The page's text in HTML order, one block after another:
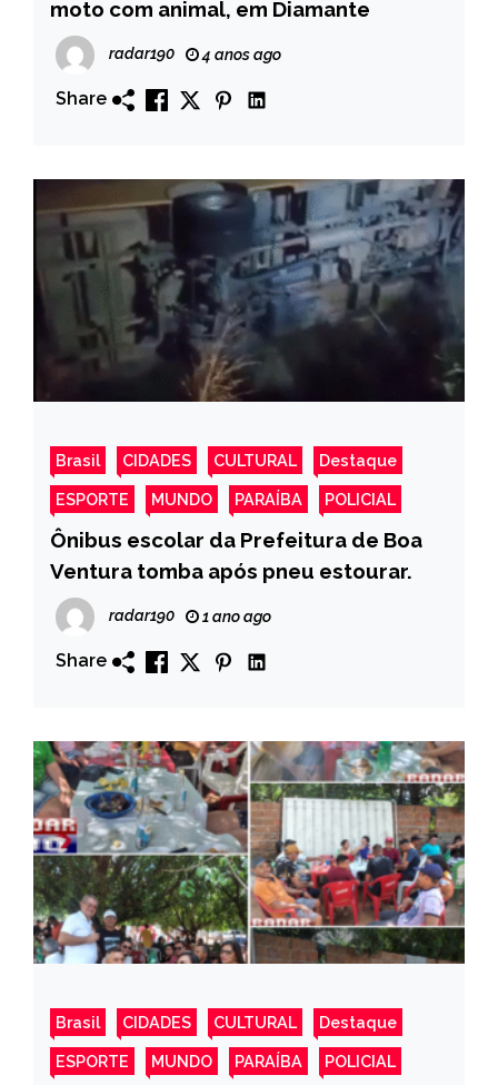
moto com animal, em Diamante
radar190 4 anos ago
Share
Brasil CIDADES CULTURAL Destaque
ESPORTE MUNDO PARAÍBA POLICIAL
Ônibus escolar da Prefeitura de Boa
Ventura tomba após pneu estourar.
radar190 1 ano ago
Share
Brasil CIDADES CULTURAL Destaque
ESPORTE MUNDO PARAÍBA POLICIAL